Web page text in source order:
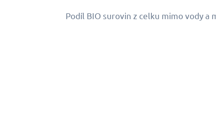
Podíl BIO surovin z celku mimo vody a